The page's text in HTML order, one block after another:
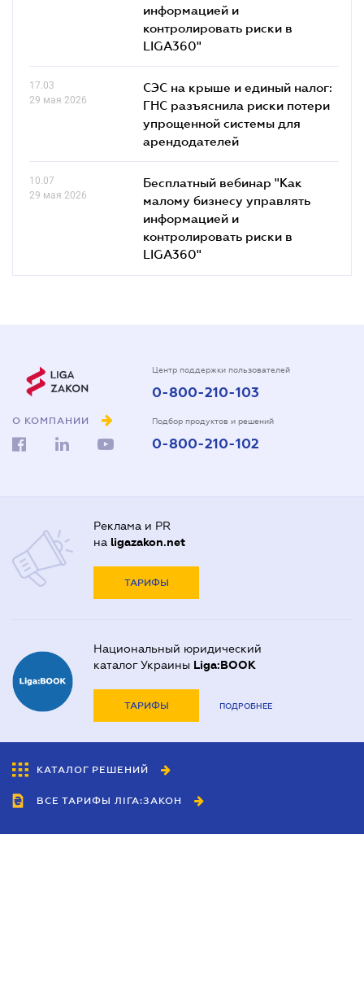
информацией и
контролировать риски в
LIGA360"
17.03
29 мая 2026
СЭС на крыше и единый налог:
ГНС разъяснила риски потери
упрощенной системы для
арендодателей
10.07
29 мая 2026
Бесплатный вебинар "Как
малому бизнесу управлять
информацией и
контролировать риски в
LIGA360"
О КОМПАНИИ
Центр поддержки пользователей
0-800-210-103
Подбор продуктов и решений
0-800-210-102
Реклама и PR
на ligazakon.net
ТАРИФЫ
Национальный юридический
каталог Украины Liga:BOOK
ТАРИФЫ ПОДРОБНЕЕ
КАТАЛОГ РЕШЕНИЙ
ВСЕ ТАРИФЫ ЛІГА:ЗАКОН